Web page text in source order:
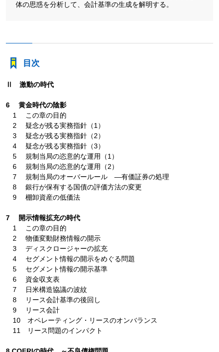
体の思惑を分析して、会計基準の生成を解明する。
目次
Ⅱ 激動の時代
6 黄金時代の陰影
1 この章の目的
2 疑念が残る実務指針（1）
3 疑念が残る実務指針（2）
4 疑念が残る実務指針（3）
5 規制当局の恣意的な運用（1）
6 規制当局の恣意的な運用（2）
7 規制当局のオーバールール ―有価証券の処理
8 銀行が保有する国債の評価方法の変更
9 棚卸資産の低価法
7 開示情報拡充の時代
1 この章の目的
2 物価変動財務情報の開示
3 ディスクロージャーの拡充
4 セグメント情報の開示をめぐる問題
5 セグメント情報の開示基準
6 資金収支表
7 日米構造協議の波紋
8 リース会計基準の後回し
9 リース会計
10 オペレーティング・リースのオンバランス
11 リース問題のインパクト